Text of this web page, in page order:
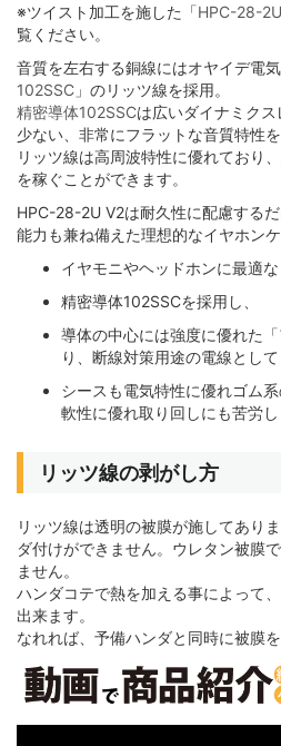
※ツイスト加工を施した「HPC-28-
覧ください。
音質を左右する銅線にはオヤイデ電
102SSC 」のリッツ線を採用。
精密導体102SSCは広いダイナミク
少ない、非常にフラットな音質特性を
リッツ線は高周波特性に優れており
を稼ぐことができます。
HPC-28-2U V2は耐久性に配慮する
能力も兼ね備えた理想的なイヤホンケ
イヤモニやヘッドホンに最適な
精密導体102SSCを採用し、
導体の中心には強度に優れた
り、断線対策用途の電線とし
シースも電気特性に優れゴム
軟性に優れ取り回しにも苦労し
リッツ線の剥がし方
リッツ線は透明の被膜が施してあり
ダ付けができません。ウレタン被膜
ません。
ハンダコテで熱を加える事によって
出来ます。
なれれば、予備ハンダと同時に被膜